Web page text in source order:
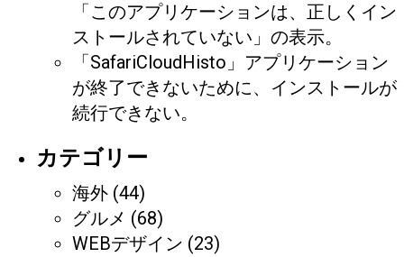
「このアプリケーションは、正しくイン
ストールされていない」の表示。
「SafariCloudHisto」アプリケーション
が終了できないために、インストールが
続行できない。
カテゴリー
海外 (44)
グルメ (68)
WEBデザイン (23)